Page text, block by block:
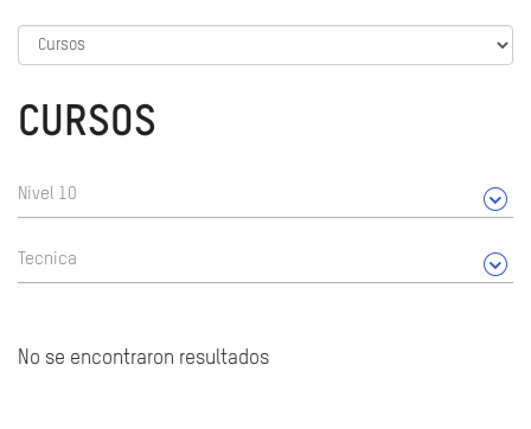
CURSOS
Nivel 10
Tecnica
No se encontraron resultados